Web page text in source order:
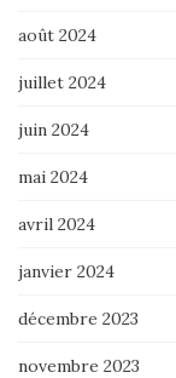
août 2024
juillet 2024
juin 2024
mai 2024
avril 2024
janvier 2024
décembre 2023
novembre 2023